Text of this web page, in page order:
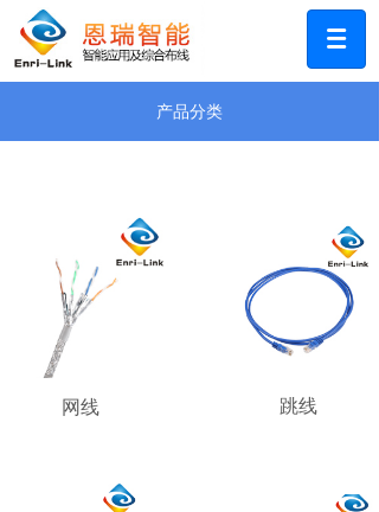
产品分类
跳线
网线